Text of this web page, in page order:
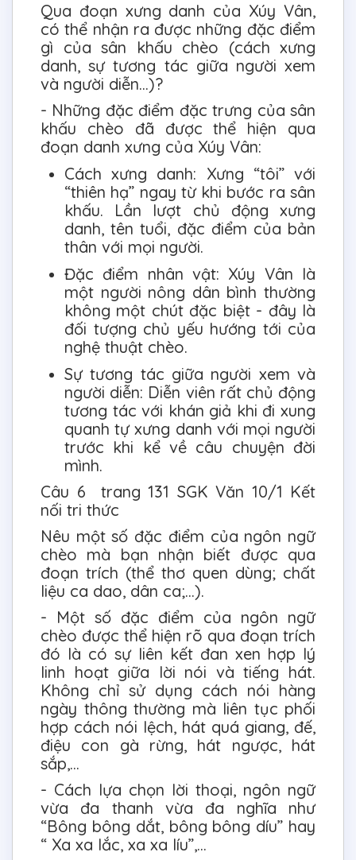
Qua đoạn xưng danh của Xúy Vân,
có thể nhận ra được những đặc điểm
gì của sân khấu chèo (cách xưng
danh, sự tương tác giữa người xem
và người diễn…)?
- Những đặc điểm đặc trưng của sân
khấu chèo đã được thể hiện qua
đoạn danh xưng của Xúy Vân:
Cách xưng danh: Xưng “tôi” với
“thiên hạ” ngay từ khi bước ra sân
khấu. Lần lượt chủ động xưng
danh, tên tuổi, đặc điểm của bản
thân với mọi người.
Đặc điểm nhân vật: Xúy Vân là
một người nông dân bình thường
không một chút đặc biệt - đây là
đối tượng chủ yếu hướng tới của
nghệ thuật chèo.
Sự tương tác giữa người xem và
người diễn: Diễn viên rất chủ động
tương tác với khán giả khi đi xung
quanh tự xưng danh với mọi người
trước khi kể về câu chuyện đời
mình.
Câu 6 trang 131 SGK Văn 10/1 Kết
nối tri thức
Nêu một số đặc điểm của ngôn ngữ
chèo mà bạn nhận biết được qua
đoạn trích (thể thơ quen dùng; chất
liệu ca dao, dân ca;…).
- Một số đặc điểm của ngôn ngữ
chèo được thể hiện rõ qua đoạn trích
đó là có sự liên kết đan xen hợp lý
linh hoạt giữa lời nói và tiếng hát.
Không chỉ sử dụng cách nói hàng
ngày thông thường mà liên tục phối
hợp cách nói lệch, hát quá giang, đế,
điệu con gà rừng, hát ngược, hát
sắp,...
- Cách lựa chọn lời thoại, ngôn ngữ
vừa đa thanh vừa đa nghĩa như
“Bông bông dắt, bông bông díu” hay
“ Xa xa lắc, xa xa líu”,...